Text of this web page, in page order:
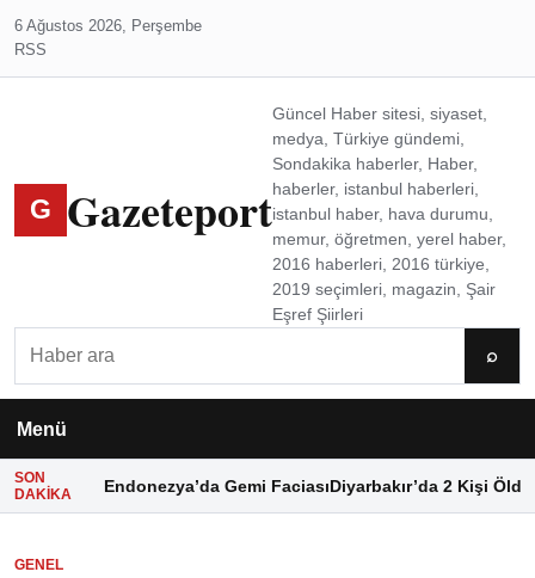
6 Ağustos 2026, Perşembe
RSS
G Gazeteport
Güncel Haber sitesi, siyaset,
medya, Türkiye gündemi,
Sondakika haberler, Haber,
haberler, istanbul haberleri,
istanbul haber, hava durumu,
memur, öğretmen, yerel haber,
2016 haberleri, 2016 türkiye,
2019 seçimleri, magazin, Şair
Eşref Şiirleri
⌕
Menü
SON
DAKIKA
Endonezya’da Gemi FaciasıDiyarbakır’da 2 Kişi Öldü
GENEL